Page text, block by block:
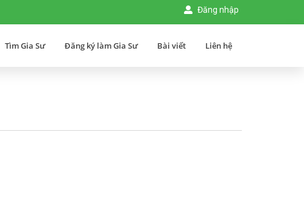
Đăng nhập
Tìm Gia Sư Đăng ký làm Gia Sư Bài viết Liên hệ